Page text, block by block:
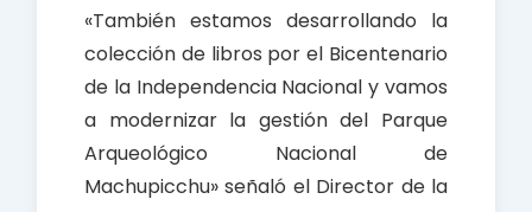
«También estamos desarrollando la
colección de libros por el Bicentenario
de la Independencia Nacional y vamos
a modernizar la gestión del Parque
Arqueológico Nacional de
Machupicchu» señaló el Director de la